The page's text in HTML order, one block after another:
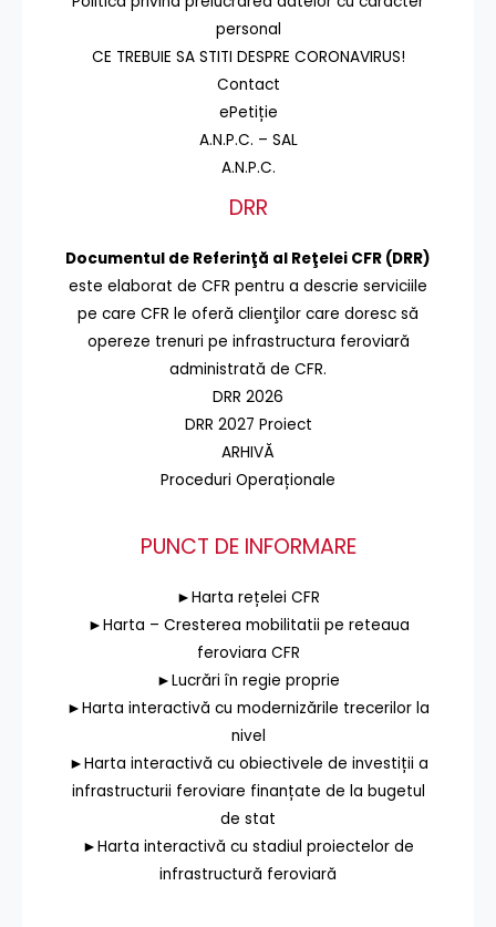
personal
CE TREBUIE SA STITI DESPRE CORONAVIRUS!
Contact
ePetiție
A.N.P.C. – SAL
A.N.P.C.
DRR
Documentul de Referinţă al Reţelei CFR (DRR)
este elaborat de CFR pentru a descrie serviciile
pe care CFR le oferă clienţilor care doresc să
opereze trenuri pe infrastructura feroviară
administrată de CFR.
DRR 2026
DRR 2027 Proiect
ARHIVĂ
Proceduri Operaționale
PUNCT DE INFORMARE
►Harta rețelei CFR
►Harta – Cresterea mobilitatii pe reteaua
feroviara CFR
►Lucrări în regie proprie
►Harta interactivă cu modernizările trecerilor la
nivel
►Harta interactivă cu obiectivele de investiții a
infrastructurii feroviare finanțate de la bugetul
de stat
►Harta interactivă cu stadiul proiectelor de
infrastructură feroviară